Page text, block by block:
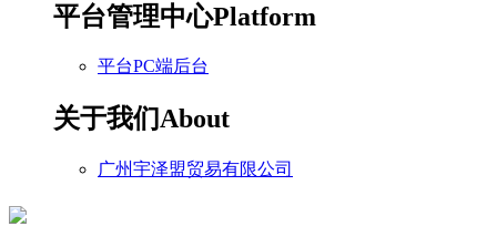
平台管理中心Platform
平台PC端后台
关于我们About
广州宇泽盟贸易有限公司